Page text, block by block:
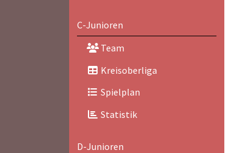
C-Junioren
Team
Kreisoberliga
Spielplan
Statistik
D-Junioren